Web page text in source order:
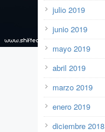
julio 2019
junio 2019
mayo 2019
abril 2019
marzo 2019
enero 2019
diciembre 2018